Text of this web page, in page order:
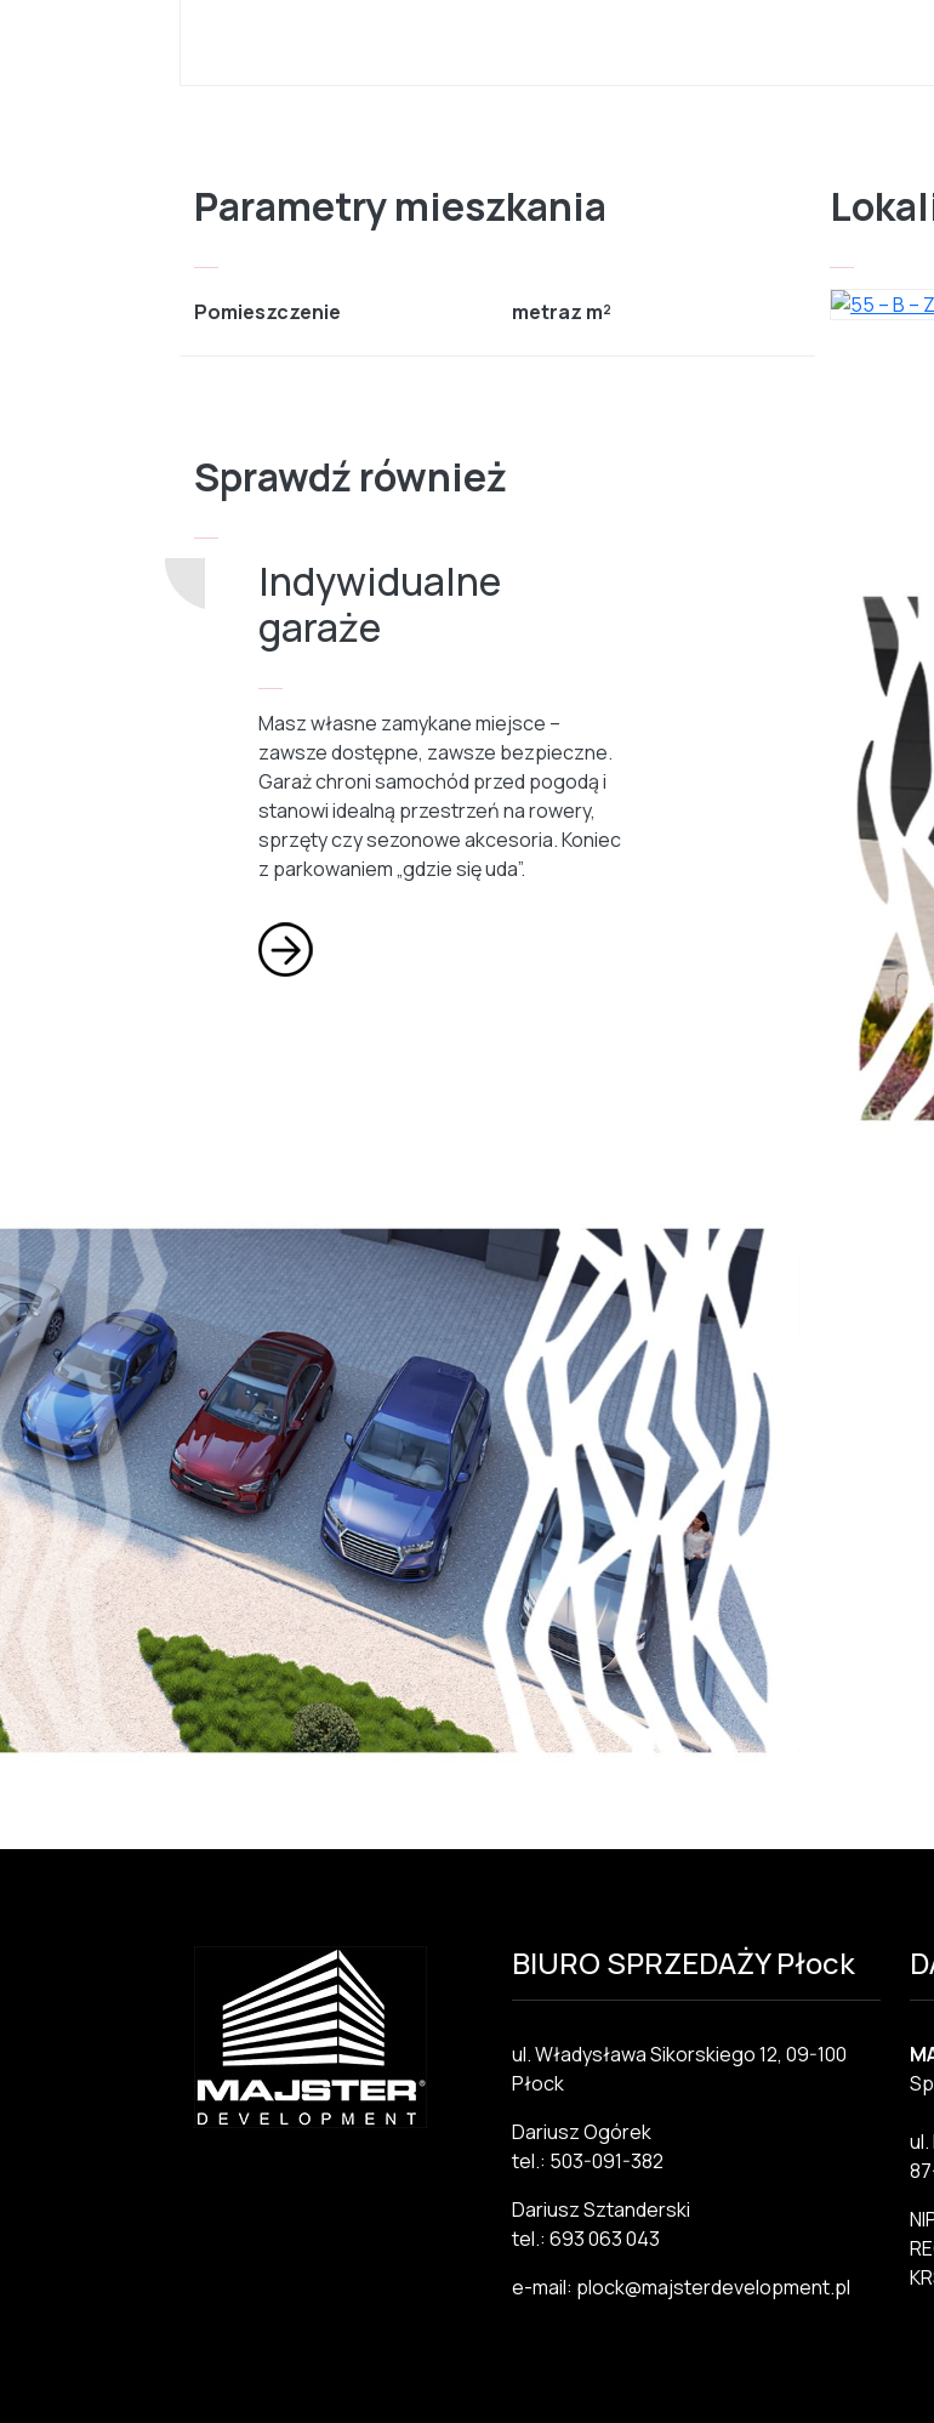
Parametry mieszkania
Pomieszczenie metraz m²
Sprawdź również
Indywidualne
garaże
Masz własne zamykane miejsce –
zawsze dostępne, zawsze bezpieczne.
Garaż chroni samochód przed pogodą i
stanowi idealną przestrzeń na rowery,
sprzęty czy sezonowe akcesoria. Koniec
z parkowaniem „gdzie się uda”.
BIURO SPRZEDAŻY Płock
ul. Władysława Sikorskiego 12, 09-100
Płock
Dariusz Ogórek
tel.: 503-091-382
Dariusz Sztanderski
tel.: 693 063 043
e-mail: plock@majsterdevelopment.pl